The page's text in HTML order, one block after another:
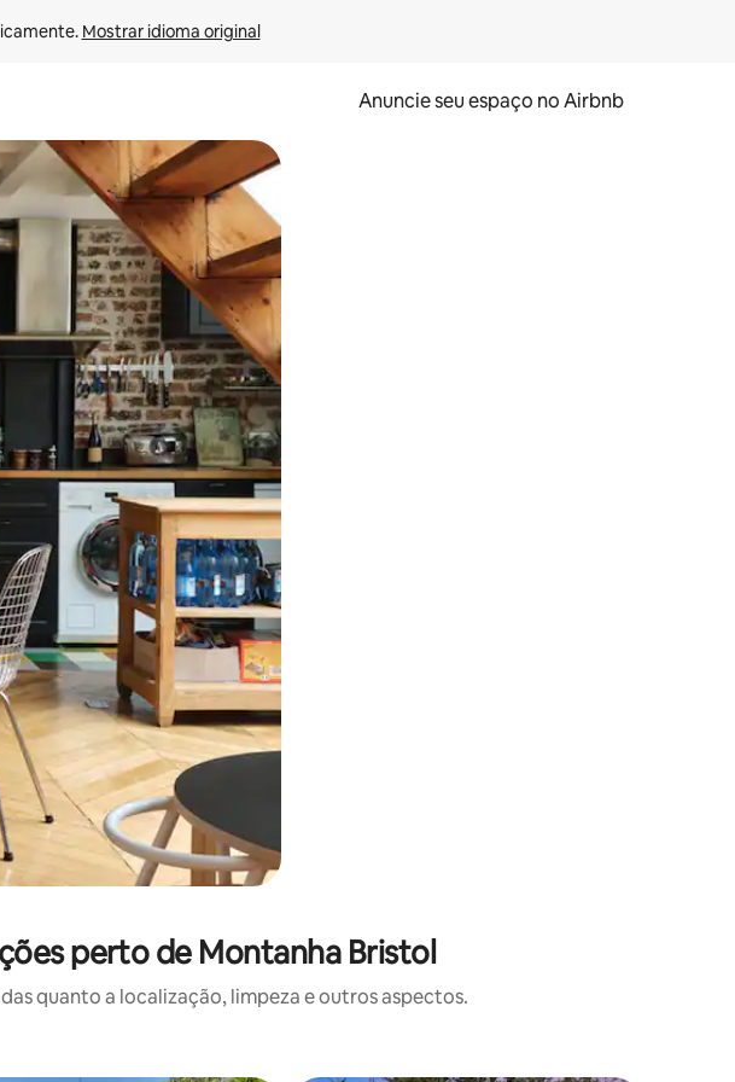
Mostrar idioma original
Anuncie seu espaço no Airbnb
teclado ou tocando e deslizando o dedo na tela.
perto de Montanha Bristol
quanto a localização, limpeza e outros aspectos.